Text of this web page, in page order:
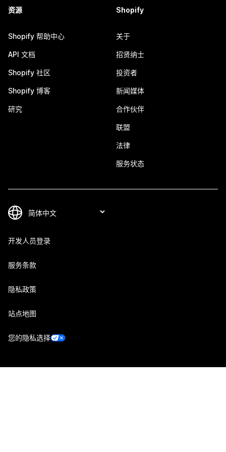
资源
Shopify 帮助中心
API 文档
Shopify 社区
Shopify 博客
研究
Shopify
关于
招贤纳士
投资者
新闻媒体
合作伙伴
联盟
法律
服务状态
开发人员登录
服务条款
隐私政策
站点地图
您的隐私选择